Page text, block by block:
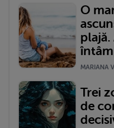
O
MARIANA
Trei
de